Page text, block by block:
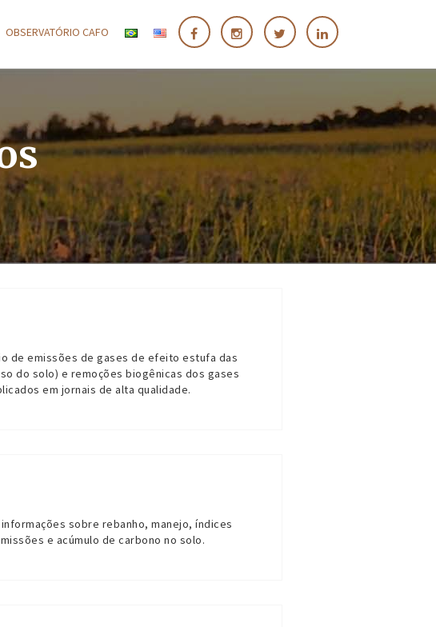
OBSERVATÓRIO CAFO
de emissões de gases de efeito estufa das
do solo) e remoções biogênicas dos gases
em jornais de alta qualidade.
sobre rebanho, manejo, índices
e acúmulo de carbono no solo.